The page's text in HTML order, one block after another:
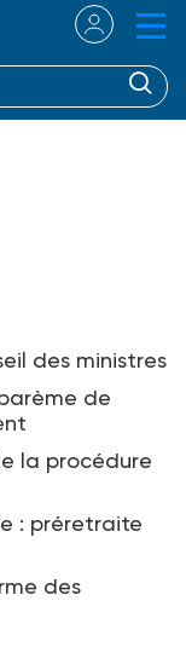
des ministres
de
la procédure
: préretraite
des